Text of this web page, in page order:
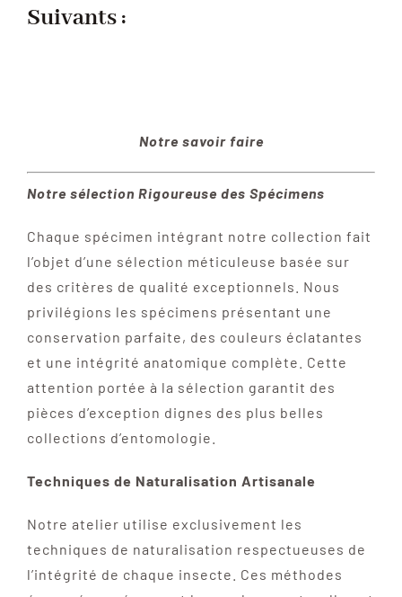
Suivants :
Notre savoir faire
Notre sélection Rigoureuse des Spécimens
Chaque spécimen intégrant notre collection fait
l’objet d’une sélection méticuleuse basée sur
des critères de qualité exceptionnels. Nous
privilégions les spécimens présentant une
conservation parfaite, des couleurs éclatantes
et une intégrité anatomique complète. Cette
attention portée à la sélection garantit des
pièces d’exception dignes des plus belles
collections d’entomologie.
Techniques de Naturalisation Artisanale
Notre atelier utilise exclusivement les
techniques de naturalisation respectueuses de
l’intégrité de chaque insecte. Ces méthodes